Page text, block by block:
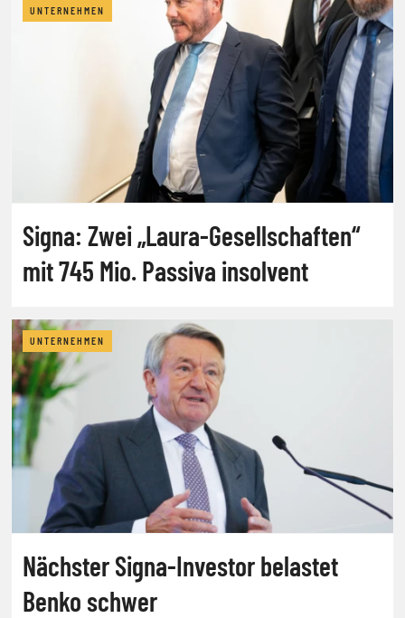
UNTERNEHMEN
Signa: Zwei „Laura-Gesellschaften“
mit 745 Mio. Passiva insolvent
UNTERNEHMEN
Nächster Signa-Investor belastet
Benko schwer